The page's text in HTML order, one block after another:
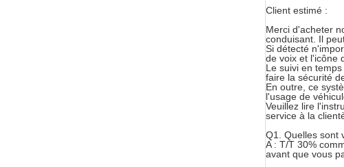
Client estimé :
Merci d'acheter
conduisant. Il
Si détecté
de voix et l'icône
Le suivi en
faire la sécurité
En outre, ce
l'usage de
Veuillez lire
service à la
Q1. Quelles sont
A : T/T 30%
avant que vous